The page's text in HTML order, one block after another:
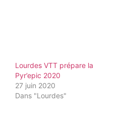
Lourdes VTT prépare la
Pyr’epic 2020
27 juin 2020
Dans "Lourdes"